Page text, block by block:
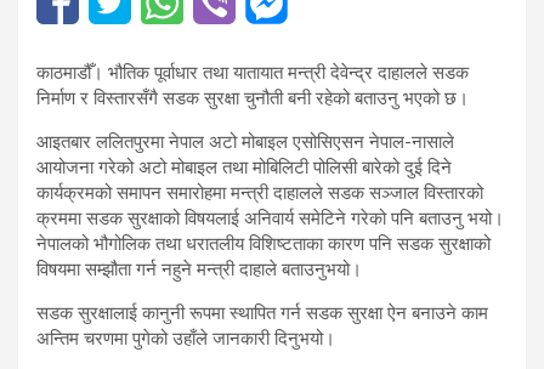
काठमाडौँ। भौतिक पूर्वाधार तथा यातायात मन्त्री देवेन्द्र दाहालले सडक
निर्माण र विस्तारसँगै सडक सुरक्षा चुनौती बनी रहेको बताउनु भएको छ।
आइतबार ललितपुरमा नेपाल अटो मोबाइल एसोसिएसन नेपाल-नासाले
आयोजना गरेको अटो मोबाइल तथा मोबिलिटी पोलिसी बारेको दुई दिने
कार्यक्रमको समापन समारोहमा मन्त्री दाहालले सडक सञ्जाल विस्तारको
क्रममा सडक सुरक्षाको विषयलाई अनिवार्य समेटिने गरेको पनि बताउनु भयो।
नेपालको भौगोलिक तथा धरातलीय विशिष्टताका कारण पनि सडक सुरक्षाको
विषयमा सम्झौता गर्न नहुने मन्त्री दाहाले बताउनुभयो।
सडक सुरक्षालाई कानुनी रूपमा स्थापित गर्न सडक सुरक्षा ऐन बनाउने काम
अन्तिम चरणमा पुगेको उहाँले जानकारी दिनुभयो।